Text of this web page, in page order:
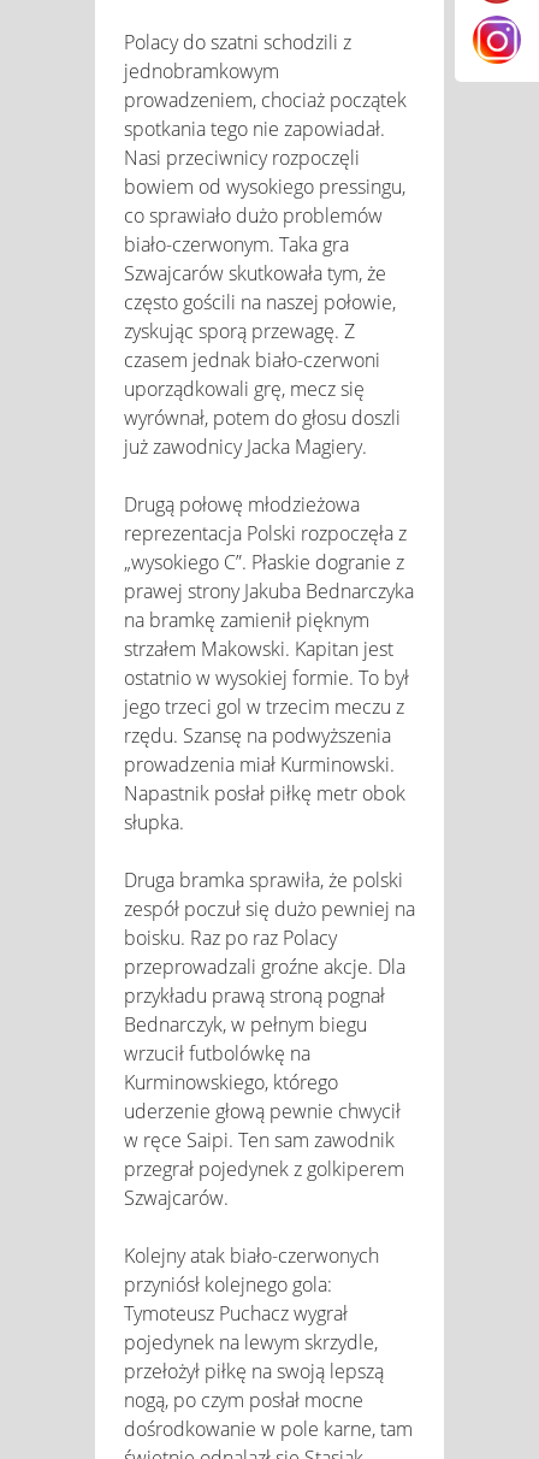
Polacy do szatni schodzili z
jednobramkowym
prowadzeniem, chociaż początek
spotkania tego nie zapowiadał.
Nasi przeciwnicy rozpoczęli
bowiem od wysokiego pressingu,
co sprawiało dużo problemów
biało-czerwonym. Taka gra
Szwajcarów skutkowała tym, że
często gościli na naszej połowie,
zyskując sporą przewagę. Z
czasem jednak biało-czerwoni
uporządkowali grę, mecz się
wyrównał, potem do głosu doszli
już zawodnicy Jacka Magiery.
Drugą połowę młodzieżowa
reprezentacja Polski rozpoczęła z
„wysokiego C”. Płaskie dogranie z
prawej strony Jakuba Bednarczyka
na bramkę zamienił pięknym
strzałem Makowski. Kapitan jest
ostatnio w wysokiej formie. To był
jego trzeci gol w trzecim meczu z
rzędu. Szansę na podwyższenia
prowadzenia miał Kurminowski.
Napastnik posłał piłkę metr obok
słupka.
Druga bramka sprawiła, że polski
zespół poczuł się dużo pewniej na
boisku. Raz po raz Polacy
przeprowadzali groźne akcje. Dla
przykładu prawą stroną pognał
Bednarczyk, w pełnym biegu
wrzucił futbolówkę na
Kurminowskiego, którego
uderzenie głową pewnie chwycił
w ręce Saipi. Ten sam zawodnik
przegrał pojedynek z golkiperem
Szwajcarów.
Kolejny atak biało-czerwonych
przyniósł kolejnego gola:
Tymoteusz Puchacz wygrał
pojedynek na lewym skrzydle,
przełożył piłkę na swoją lepszą
nogą, po czym posłał mocne
dośrodkowanie w pole karne, tam